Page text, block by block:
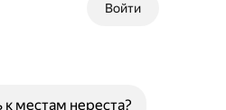
Войти
к местам нереста?